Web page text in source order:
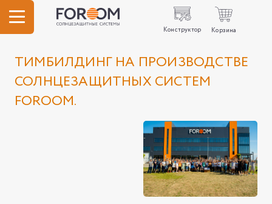
Конструктор Корзина
ТИМБИЛДИНГ НА ПРОИЗВОДСТВЕ
СОЛНЦЕЗАЩИТНЫХ СИСТЕМ
FOROOM.